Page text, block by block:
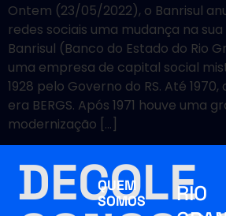
Ontem (23/05/2022), o Banrisul
redes sociais uma mudança na
Banrisul (Banco do Estado do Rio
uma empresa de capital social
1928 pelo Governo do RS. Até
era BERGS. Após 1971 houve uma
modernização […]
DECOLE
QUEM
SOMOS
RIO